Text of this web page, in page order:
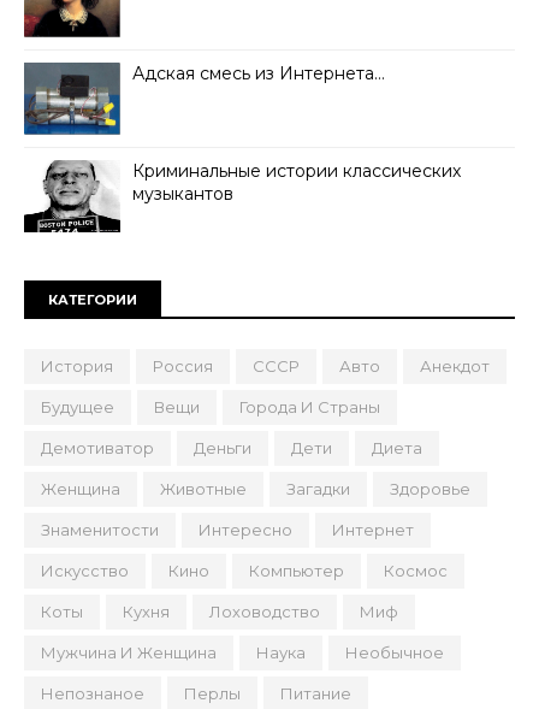
Адская смесь из Интернета…
Криминальные истории классических
музыкантов
КАТЕГОРИИ
История Россия СССР Авто Анекдот
Будущее Вещи Города И Страны
Демотиватор Деньги Дети Диета
Женщина Животные Загадки Здоровье
Знаменитости Интересно Интернет
Искусство Кино Компьютер Космос
Коты Кухня Лоховодство Миф
Мужчина И Женщина Наука Необычное
Непознаное Перлы Питание